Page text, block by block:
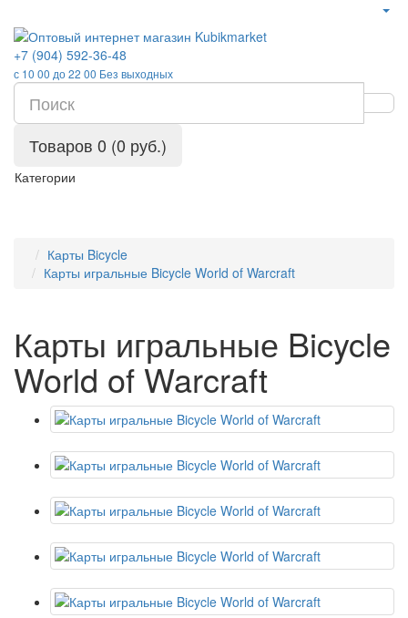
+7 (904) 592-36-48
с 10 00 до 22 00 Без выходных
Товаров 0 (0 руб.)
Категории
Карты Bicycle
Карты игральные Bicycle World of Warcraft
Карты игральные Bicycle
World of Warcraft